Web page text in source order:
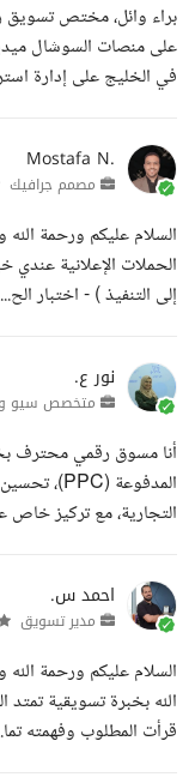
على منصات السوشال
في الخليج على إدارة
Mostafa N.
مصمم جرافيك
السلام عليكم ورحمة
الحملات الإعلانية عندي
إلى التنفيذ ) - اختبار الح...
نور ع.
متخصص سيو و
أنا مسوق رقمي محترف
التجارية، مع تركيز خاص
احمد س.
مدير تسويق
السلام عليكم ورحمة الله
قرأت المطلوب وفهمته